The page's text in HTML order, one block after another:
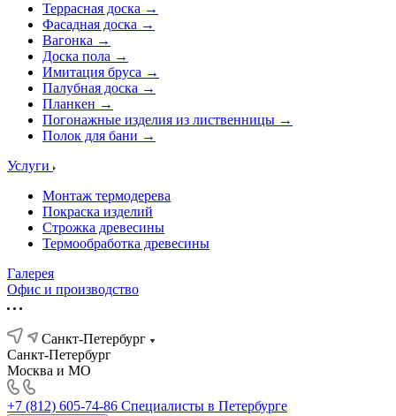
Террасная доска →
Фасадная доска →
Вагонка →
Доска пола →
Имитация бруса →
Палубная доска →
Планкен →
Погонажные изделия из лиственницы →
Полок для бани →
Услуги
Монтаж термодерева
Покраска изделий
Строжка древесины
Термообработка древесины
Галерея
Офис и производство
Санкт-Петербург
Санкт-Петербург
Москва и МО
+7 (812) 605-74-86 Специалисты в Петербурге